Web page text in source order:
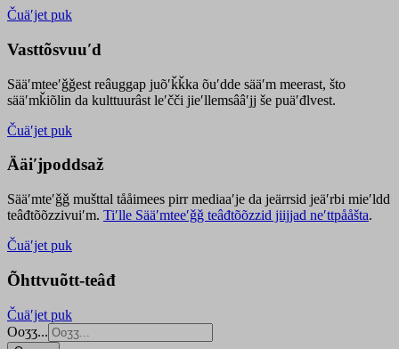
Čuäʹjet puk
Vasttõsvuuʹd
Sääʹmteeʹǧǧest reâuggap juõʹǩǩka õuʹdde sääʹm meerast, što
sääʹmǩiõlin da kulttuurâst leʹčči jieʹllemsââʹjj še puäʹđlvest.
Čuäʹjet puk
Ääiʹjpoddsaž
Sääʹmteʹǧǧ mušttal tååimees pirr mediaaʹje da jeärrsid jeäʹrbi mieʹldd
teâđtõõzzivuiʹm. Tiʹlle Sääʹmteeʹǧǧ teâđtõõzzid jiijjad neʹttpååšta.
Čuäʹjet puk
Õhttvuõtt-teâđ
Čuäʹjet puk
Ooʒʒ...